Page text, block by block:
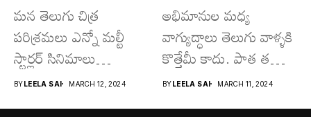
మన తెలుగు చిత్ర
పరిశ్రమలు ఎన్నో మల్టీ
స్టార్లర్ సినిమాలు
వచ్చాయి.. కొన్ని సినిమాలు
అయితే...
BYLEELA SAI MARCH 12, 2024
అభిమానుల మధ్య
వాగ్యుద్ధాలు తెలుగు వాళ్ళకి
కొత్తేమీ కాదు. పాత తరం
నటుల నుంచి నేటి...
BYLEELA SAI MARCH 11, 2024